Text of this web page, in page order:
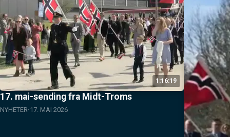
1:16:19
17. mai-sending fra Midt-Troms
NYHETER 17. MAI 2026